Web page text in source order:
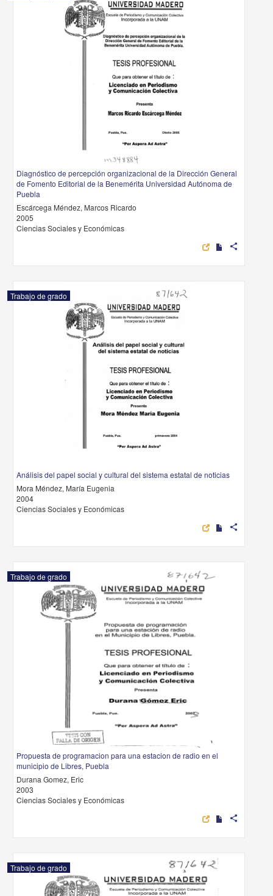
Diagnóstico de percepción organizacional de la Dirección General
de Fomento Editorial de la Benemérita Universidad Autónoma de
Puebla
Escárcega Méndez, Marcos Ricardo
2005
Ciencias Sociales y Económicas
share
Trabajo de grado
Análisis del papel social y cultural del sistema estatal de noticias
Mora Méndez, María Eugenia
2004
Ciencias Sociales y Económicas
share
Trabajo de grado
Propuesta de programacion para una estacion de radio en el
municipio de Libres, Puebla
Durana Gomez, Eric
2003
Ciencias Sociales y Económicas
share
Trabajo de grado